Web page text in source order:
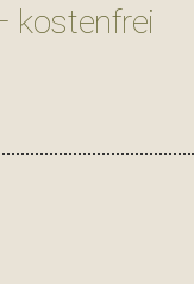
kostenfrei